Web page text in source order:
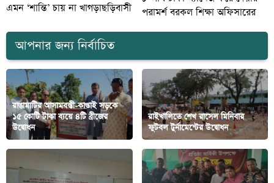
এমন ‘শান্তি’ চায় না খাগড়াছড়িবাসী
পরামর্শ বরকল শিক্ষা অফিসারের
আপনার জন্য নির্বাচিত
রাঙামাটির আসামবস্তী-কাপ্তাই সড়কে
১৫ কোটি টাকা ব্যয়ে ৪টি ব্রীজের
উদ্বোধন
রাইখালিতে শেখ রাসেল মিনিবার
ফুটবল টুর্নামেন্টের উদ্বোধন